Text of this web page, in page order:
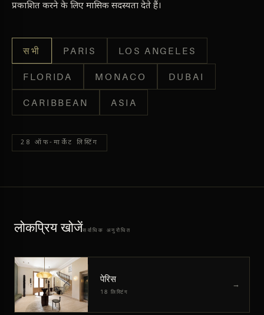
प्रकाशित करने के लिए मासिक सदस्यता देते हैं।
सभी PARIS LOS ANGELES
FLORIDA MONACO DUBAI
CARIBBEAN ASIA
28 ऑफ-मार्केट लिस्टिंग
लोकप्रिय खोजेंसर्वाधिक अनुरोधित
पेरिस
18 लिस्टिंग
→